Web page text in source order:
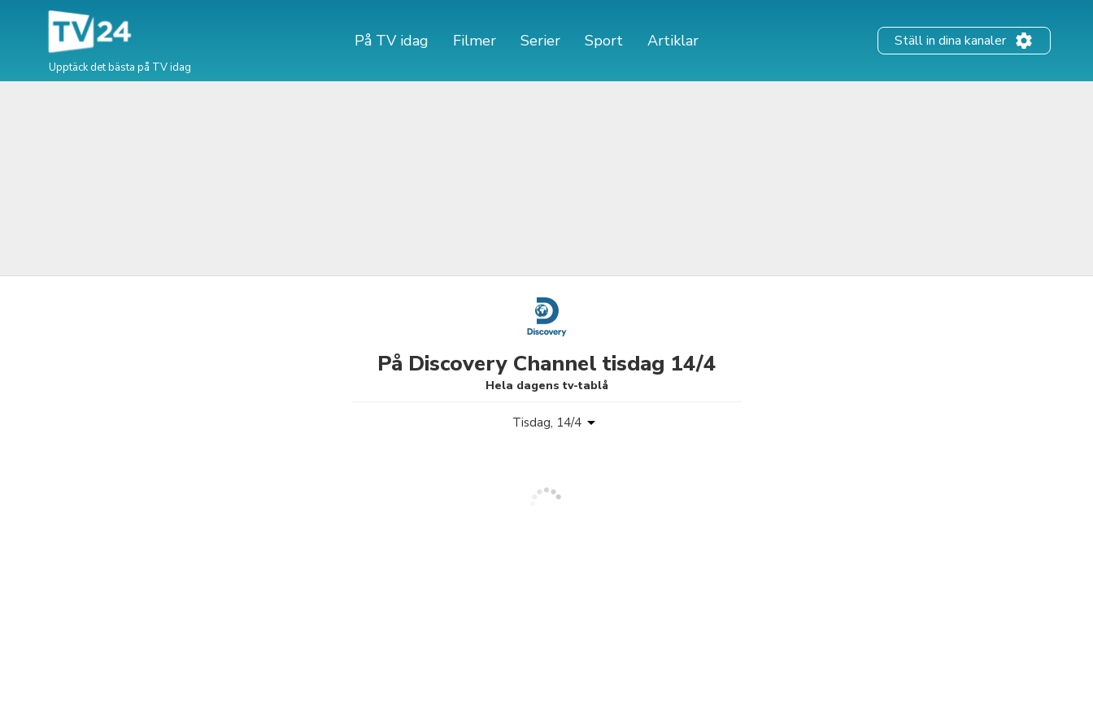
Upptäck det bästa på TV idag
På TV idag Filmer Serier Sport Artiklar Ställ in dina kanaler
På Discovery Channel tisdag 14/4
Hela dagens tv-tablå
Tisdag, 14/4